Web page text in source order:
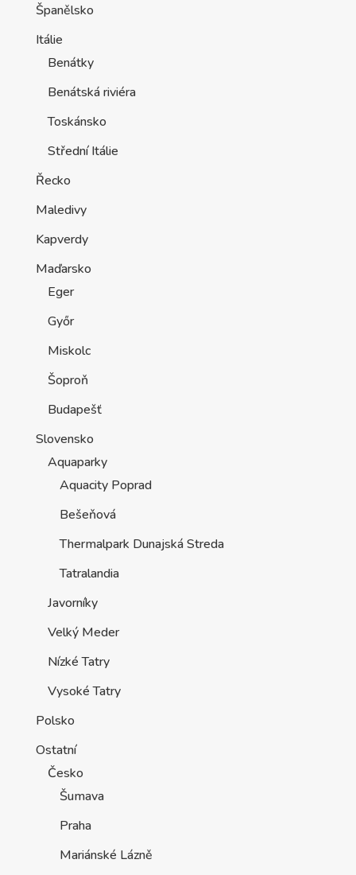
Maledivy
Kapverdy
Eger
Győr
Miskolc
Šoproň
Budapešť
Slovensko
Aquaparky
Aquacity Poprad
Bešeňová
Thermalpark Dunajská Streda
Tatralandia
Javorníky
Velký Meder
Nízké Tatry
Česko
Šumava
Praha
Mariánské Lázně
Karlovy Vary
Jizerské hory
Krkonoše
Jižní Čechy